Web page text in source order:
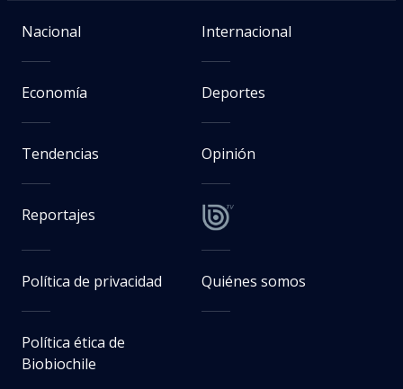
Nacional Internacional
Economía Deportes
Tendencias Opinión
Reportajes
Política de privacidad Quiénes somos
Política ética de
Biobiochile